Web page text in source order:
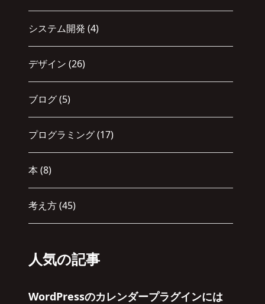
システム開発 (4)
デザイン (26)
ブログ(5)
プログラミング(17)
本 (8)
考え方(45)
人気の記事
WordPressのカレンダープラグインには